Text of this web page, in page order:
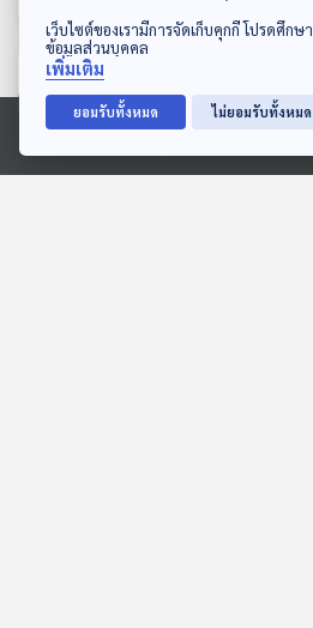
ดาวน์โหลด Thai PBS Podcast Application
Ⓒ 2020 องค์การกระจายเสียงและแพร่ภาพสาธารณะแห่งประเ
ตอนที่เกี่ยวข้อง
เว็บไซต์ของเรามีการจัดเก็บคุกกี้ โปรดศึก
ข้อมูลส่วนบุคคล
เพิ่มเติม
ยอมรับทั้งหมด ไม่ยอมรับทั้งหมด